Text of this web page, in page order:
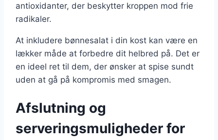
antioxidanter, der beskytter kroppen mod frie
radikaler.
At inkludere bønnesalat i din kost kan være en
lækker måde at forbedre dit helbred på. Det er
en ideel ret til dem, der ønsker at spise sundt
uden at gå på kompromis med smagen.
Afslutning og
serveringsmuligheder for